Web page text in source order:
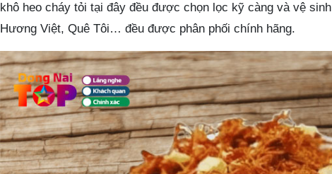
khô heo cháy tỏi tại đây đều được chọn lọc kỹ càng và vệ
Hương Việt, Quê Tôi… đều được phân phối chính hãng.